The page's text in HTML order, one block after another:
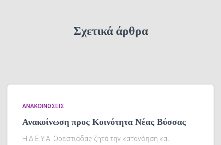
Σχετικά άρθρα
ΑΝΑΚΟΙΝΏΣΕΙΣ
Ανακοίνωση προς Κοινότητα Νέας Βύσσας
Η Δ.Ε.Υ.Α. Ορεστιάδας ζητά την κατανόηση και